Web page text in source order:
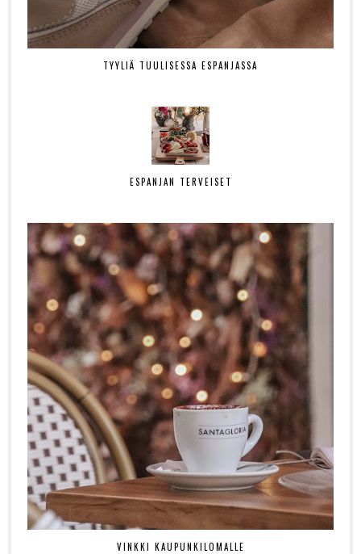
TYYLIÄ TUULISESSA ESPANJASSA
ESPANJAN TERVEISET
VINKKI KAUPUNKILOMALLE